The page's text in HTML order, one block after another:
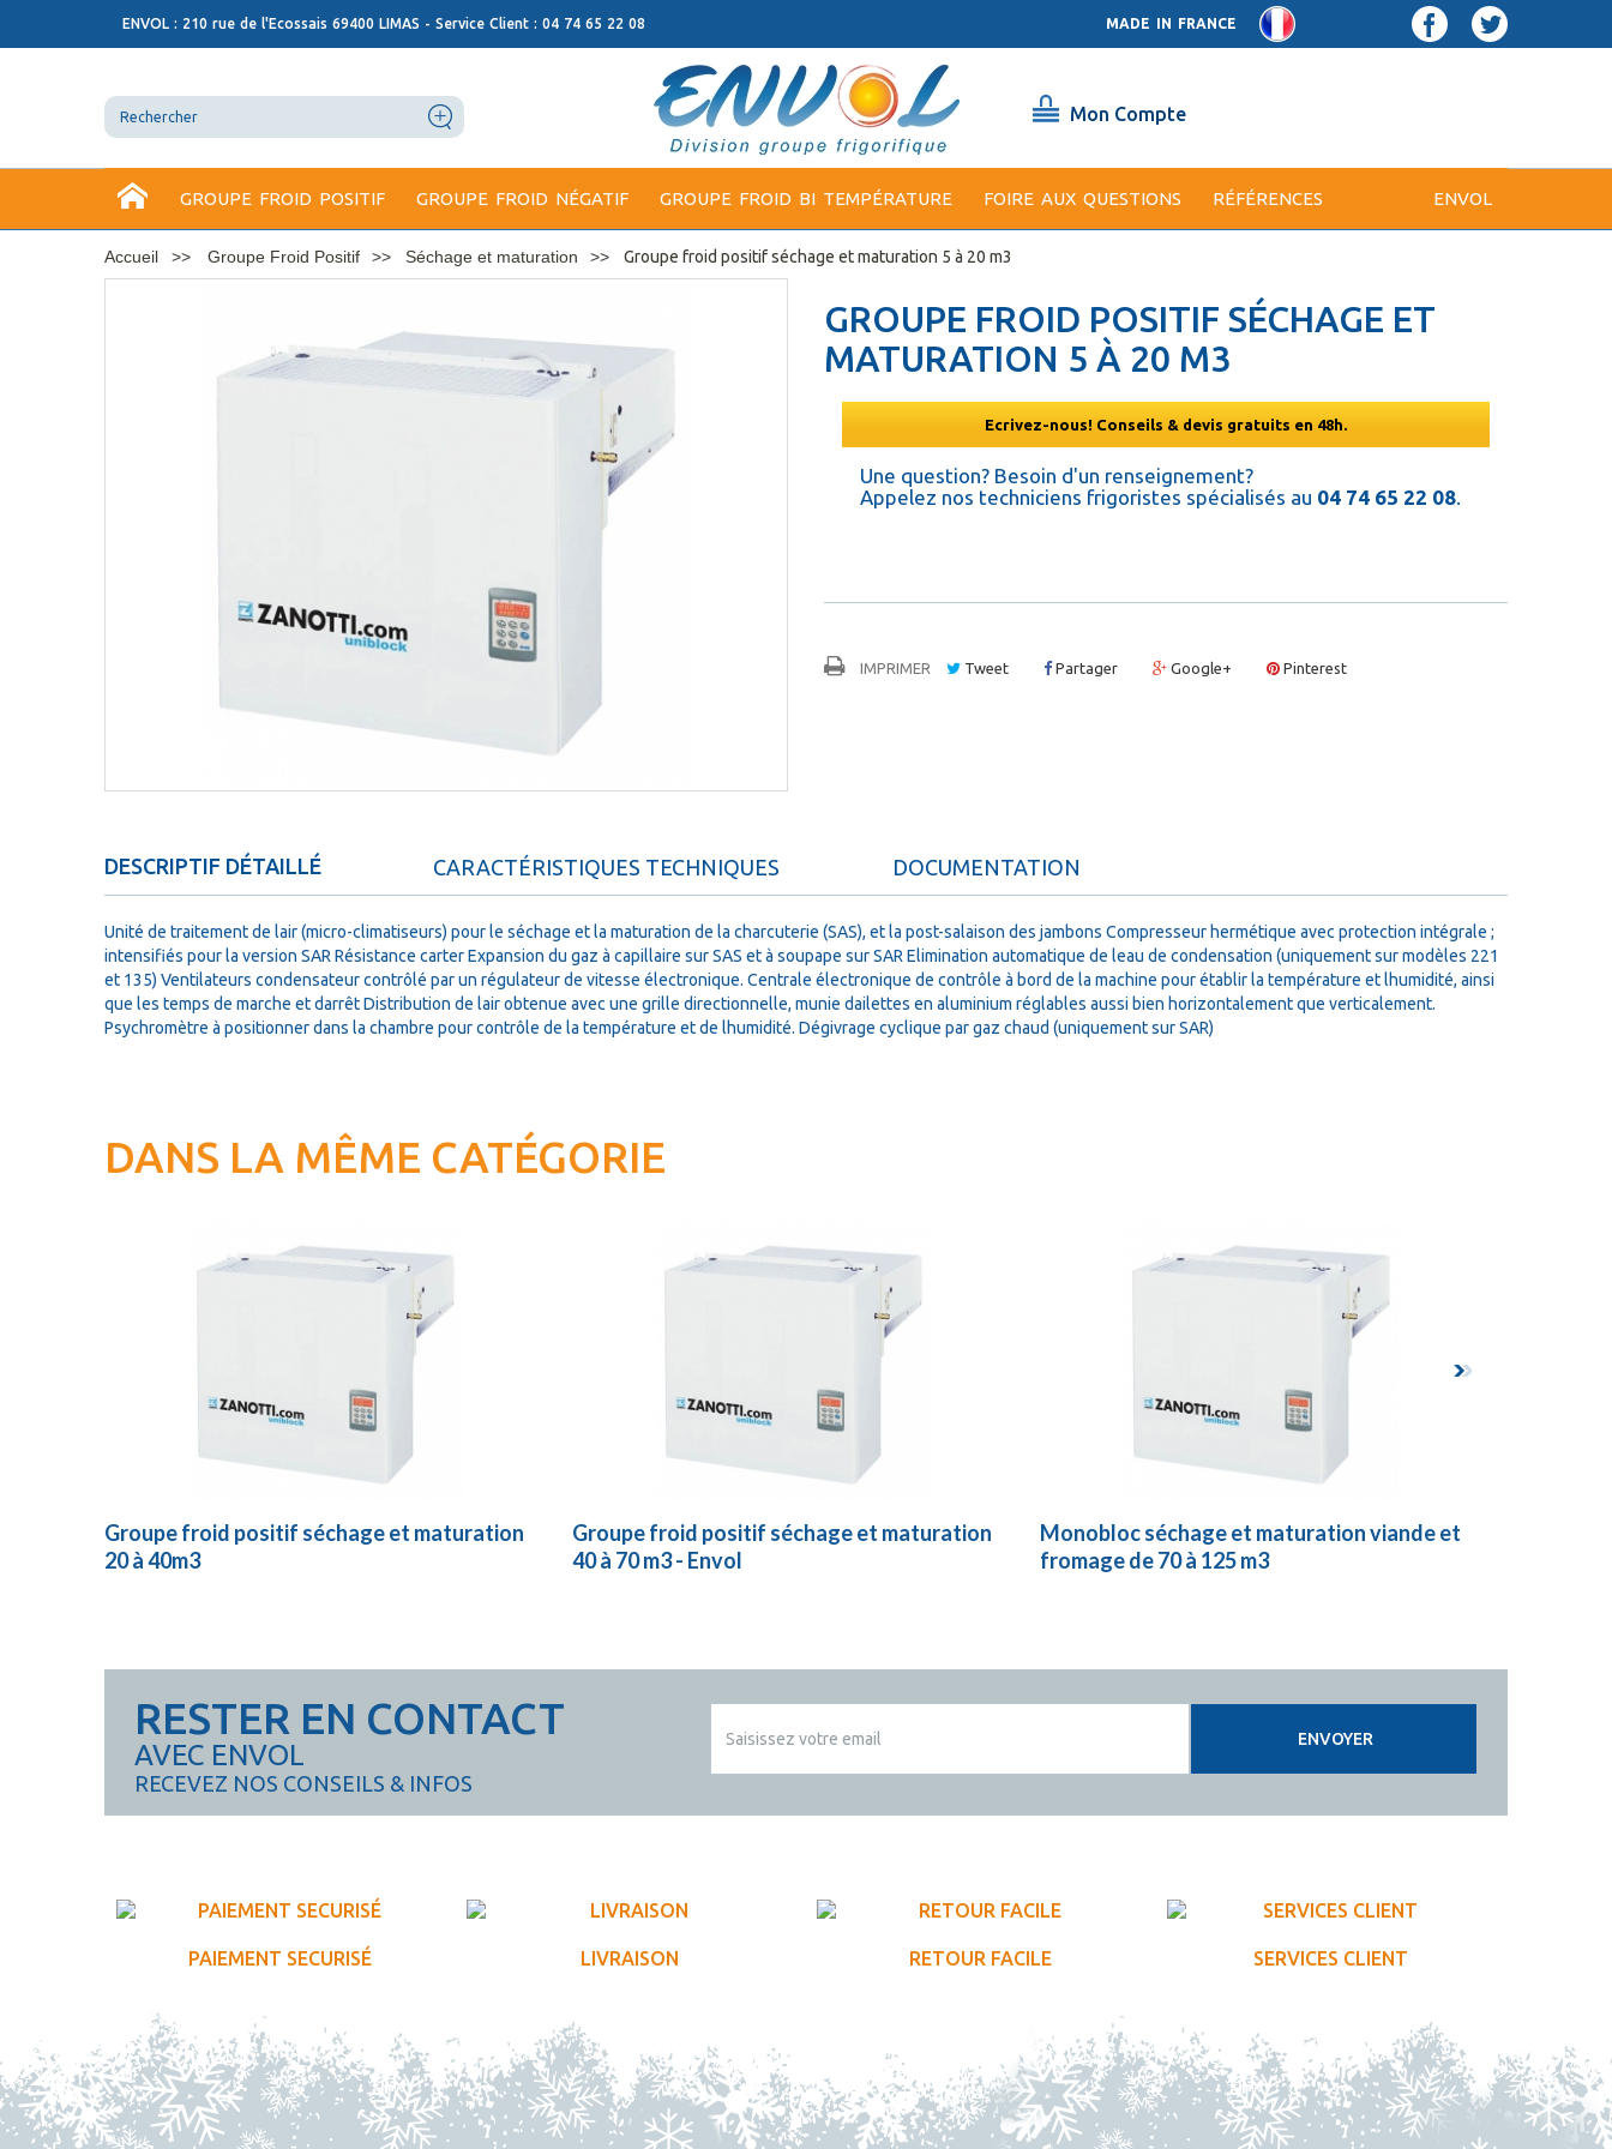
ENVOL : 210 rue de l'Ecossais 69400 LIMAS - Service Client : 04 74 65 22 08 MADE IN FRANCE
Mon Compte
GROUPE FROID POSITIF GROUPE FROID NÉGATIF GROUPE FROID BI TEMPÉRATURE FOIRE AUX QUESTIONS RÉFÉRENCES ENVOL
Accueil Groupe Froid Positif Séchage et maturation Groupe froid positif séchage et maturation 5 à 20 m3
GROUPE FROID POSITIF SÉCHAGE ET
MATURATION 5 À 20 M3
Ecrivez-nous! Conseils & devis gratuits en 48h.
Une question? Besoin d'un renseignement?
Appelez nos techniciens frigoristes spécialisés au 04 74 65 22 08.
IMPRIMER Tweet Partager Google+ Pinterest
DESCRIPTIF DÉTAILLÉ CARACTÉRISTIQUES TECHNIQUES DOCUMENTATION
Unité de traitement de lair (micro-climatiseurs) pour le séchage et la maturation de la charcuterie (SAS), et la post-salaison des jambons Compresseur hermétique avec protection intégrale ;
intensifiés pour la version SAR Résistance carter Expansion du gaz à capillaire sur SAS et à soupape sur SAR Elimination automatique de leau de condensation (uniquement sur modèles 221
et 135) Ventilateurs condensateur contrôlé par un régulateur de vitesse électronique. Centrale électronique de contrôle à bord de la machine pour établir la température et lhumidité, ainsi
que les temps de marche et darrêt Distribution de lair obtenue avec une grille directionnelle, munie dailettes en aluminium réglables aussi bien horizontalement que verticalement.
Psychromètre à positionner dans la chambre pour contrôle de la température et de lhumidité. Dégivrage cyclique par gaz chaud (uniquement sur SAR)
DANS LA MÊME CATÉGORIE
Groupe froid positif séchage et maturation
20 à 40m3
Groupe froid positif séchage et maturation
40 à 70 m3 - Envol
Monobloc séchage et maturation viande et
fromage de 70 à 125 m3
RESTER EN CONTACT
AVEC ENVOL
RECEVEZ NOS CONSEILS & INFOS
ENVOYER
PAIEMENT SECURISÉ LIVRAISON RETOUR FACILE SERVICES CLIENT